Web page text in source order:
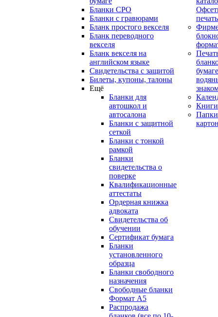
Бланки СРО
Бланки с гравюрами
Бланк простого векселя
Бланк переводного
векселя
Бланк векселя на
английском языке
Свидетельства с защитой
Билеты, купоны, талоны
Ещё
Бланки для
автошкол и
автосалона
Бланки с защитной
сеткой
Бланки с тонкой
рамкой
Бланки
свидетельства о
поверке
Квалификационные
аттестаты
Ордерная книжка
адвоката
Свидетельства об
обучении
Сертификат бумага
Бланки
установленного
образца
Бланки свободного
назначения
Свободные бланки
Формат А5
Распродажа
печать
Книги
Папки